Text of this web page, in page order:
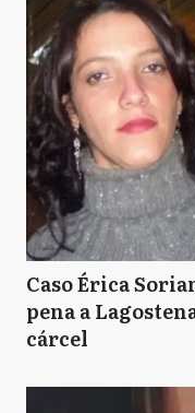
Caso Érica
pena a
cárcel